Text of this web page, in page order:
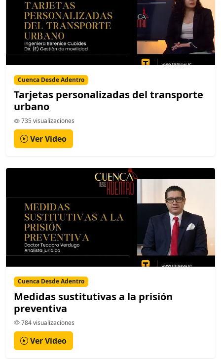
Cuenca Desde Adentro
Tarjetas personalizadas del transporte
urbano
735 visualizaciones
Ver Video
Cuenca Desde Adentro
Medidas sustitutivas a la prisión
preventiva
784 visualizaciones
Ver Video